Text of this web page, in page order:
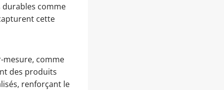
durables comme
cette
mesure, comme
des produits
renforçant le